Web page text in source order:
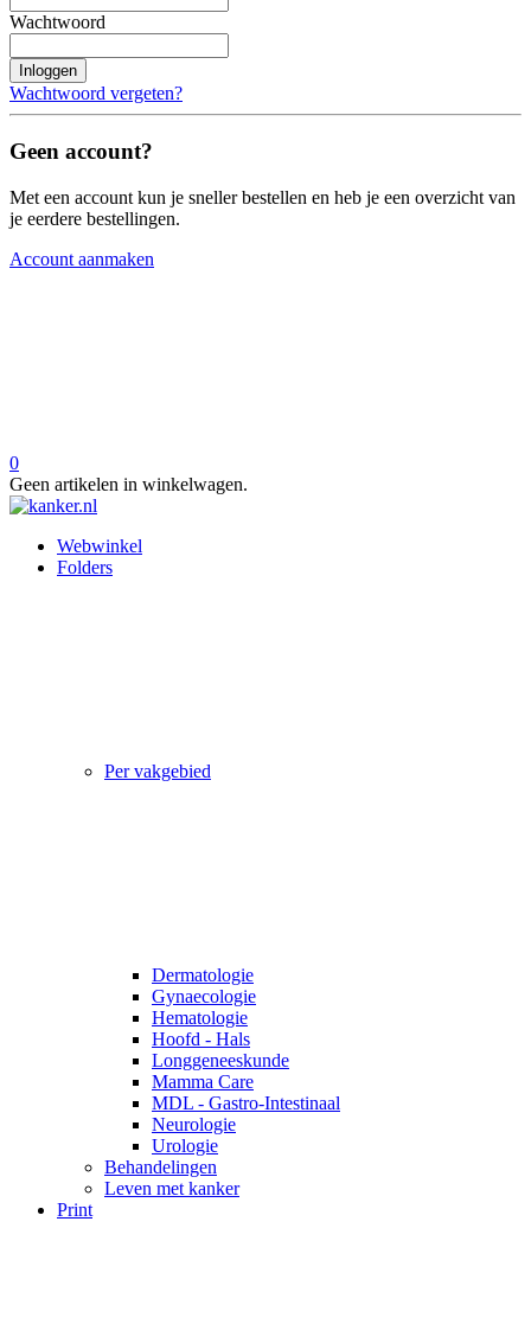
Wachtwoord
Inloggen
Wachtwoord vergeten?
Geen account?
Met een account kun je sneller bestellen en heb je een overzicht van
je eerdere bestellingen.
Account aanmaken
0
Geen artikelen in winkelwagen.
Webwinkel
Folders
Per vakgebied
Dermatologie
Gynaecologie
Hematologie
Hoofd - Hals
Longgeneeskunde
Mamma Care
MDL - Gastro-Intestinaal
Neurologie
Urologie
Behandelingen
Leven met kanker
Print